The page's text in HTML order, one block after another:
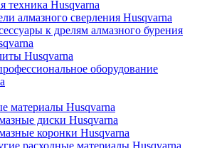
техника Husqvarna
алмазного сверления Husqvarna
к дрелям алмазного бурения
Husqvarna
оборудование
материалы Husqvarna
диски Husqvarna
коронки Husqvarna
расходные материалы Husqvarna